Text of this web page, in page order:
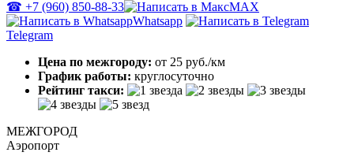
☎ +7 (960) 850-88-33
MAX
Whatsapp
Telegram
Цена по межгороду: от 25 руб./км
График работы: круглосуточно
Рейтинг такси:
МЕЖГОРОД
Аэропорт